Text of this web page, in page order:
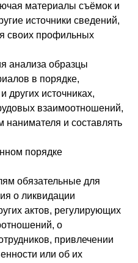
материалы съёмок и
источники сведений,
своих профильных
анализа образцы
в порядке,
других источниках,
взаимоотношений,
нанимателя и составлять
порядке
обязательные для
о ликвидации
актов, регулирующих
о
привлечении
или об их